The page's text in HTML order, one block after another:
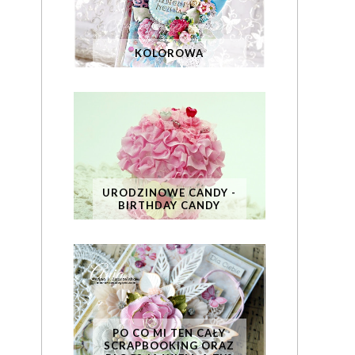
KOLOROWA
URODZINOWE CANDY -
BIRTHDAY CANDY
PO CO MI TEN CAŁY
SCRAPBOOKING ORAZ